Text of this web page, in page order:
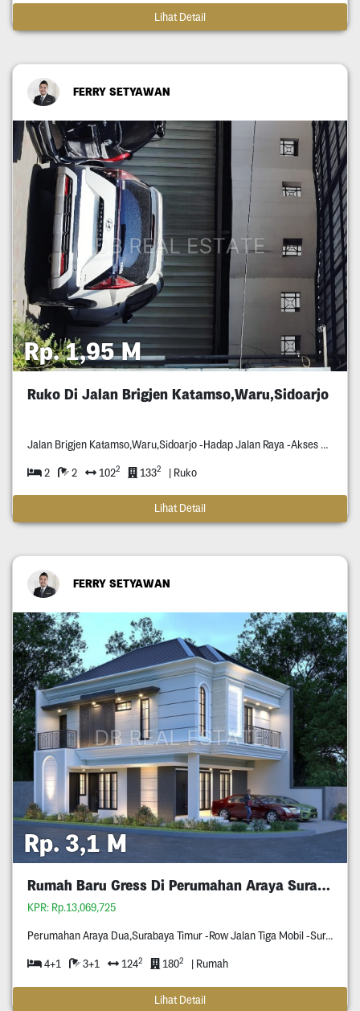
Lihat Detail
FERRY SETYAWAN
Rp. 1,95 M
Ruko Di Jalan Brigjen Katamso,Waru,Sidoarjo
Jalan Brigjen Katamso,Waru,Sidoarjo -Hadap Jalan Raya -Akses Bisa Dilewati Container -Disekitaran Situ Banyak Pabrik Pabrik -Dekat Exit Tol
2 2 1022 1332 | Ruko
Lihat Detail
FERRY SETYAWAN
Rp. 3,1 M
Rumah Baru Gress Di Perumahan Araya Surabaya
KPR: Rp.13,069,725
Perumahan Araya Dua,Surabaya Timur -Row Jalan Tiga Mobil -Surat Shm -Hook (Hadap Selatan & Barat)
4+1 3+1 1242 1802 | Rumah
Lihat Detail